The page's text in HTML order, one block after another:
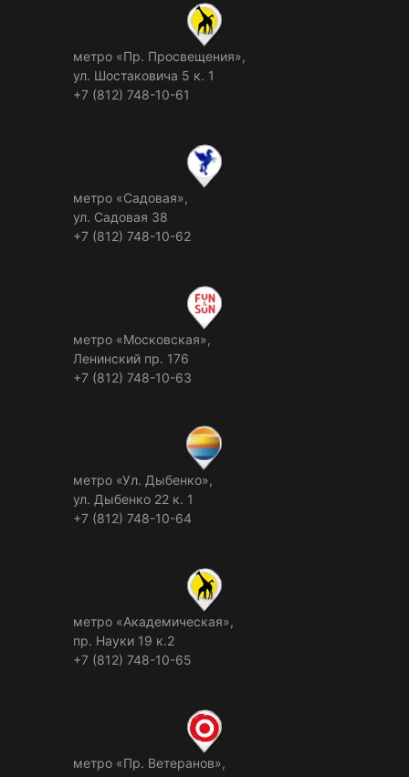
метро «Пр. Просвещения»,
ул. Шостаковича 5 к. 1
+7 (812) 748-10-61
метро «Садовая»,
ул. Садовая 38
+7 (812) 748-10-62
метро «Московская»,
Ленинский пр. 176
+7 (812) 748-10-63
метро «Ул. Дыбенко»,
ул. Дыбенко 22 к. 1
+7 (812) 748-10-64
метро «Академическая»,
пр. Науки 19 к.2
+7 (812) 748-10-65
метро «Пр. Ветеранов»,